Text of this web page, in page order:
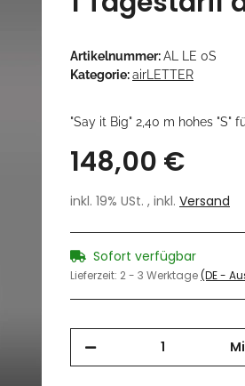
Artikelnummer:AL LE 0S
Kategorie:airLETTER
"Say it Big" 2,40 m hohes
148,00 €
inkl. 19% USt. , inkl. Versand
Sofort verfügbar
Lieferzeit: 2 - 3 Werktage(DE -